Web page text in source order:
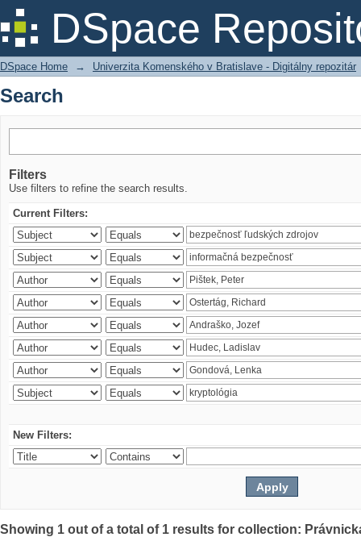
DSpace
Search
DSpace Home → Univerzita Komenského v Bratislave - Digitálny repozitár
Search
Filters
Use filters to refine the search results.
Current Filters:
New Filters:
Showing 1 out of a total of 1 results for collection: